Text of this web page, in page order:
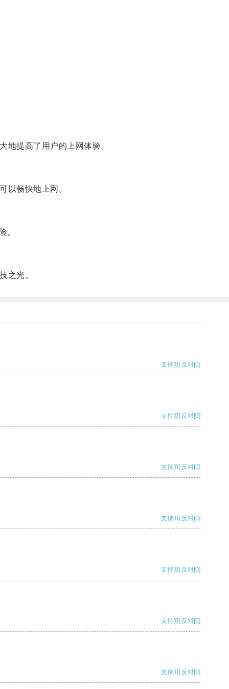
提高了用户的上网体验。
畅快地上网。
。
之光。
支持[0] 反对[0]
支持[0] 反对[0]
支持[0] 反对[0]
支持[0] 反对[0]
支持[0] 反对[0]
支持[0] 反对[0]
支持[0] 反对[0]